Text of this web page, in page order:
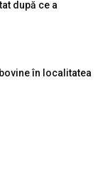
după ce a
în localitatea